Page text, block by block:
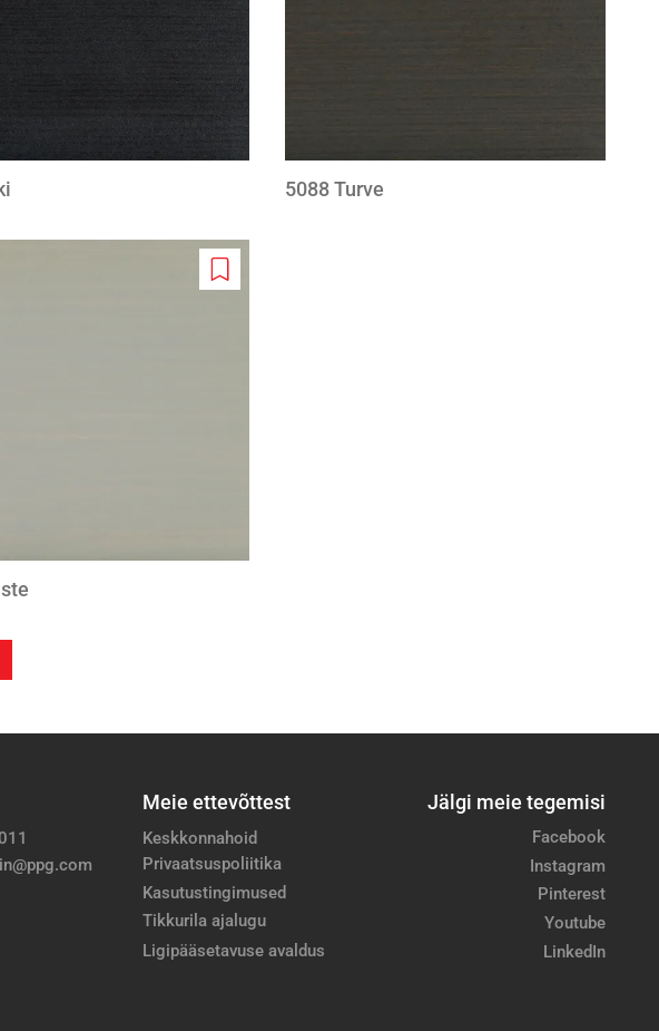
5088 Turve
Add
Meie ettevõttest
Keskkonnahoid
Privaatsuspoliitika
Kasutustingimused
Tikkurila ajalugu
Ligipääsetavuse avaldus
Jälgi meie tegemisi
Facebook
Instagram
Pinterest
Youtube
LinkedIn